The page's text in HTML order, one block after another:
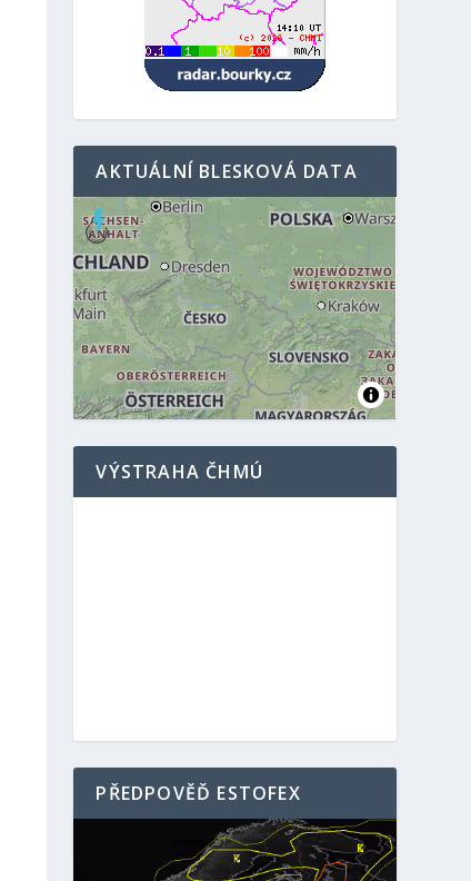
AKTUÁLNÍ BLESKOVÁ DATA
VÝSTRAHA ČHMÚ
PŘEDPOVĚĎ ESTOFEX